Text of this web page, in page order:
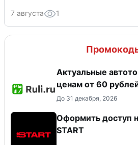
7 августа 1
Актуальные
ценам от 60
До 31 декабря, 2026
Оформить доступ
START